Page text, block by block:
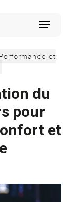
Menu
et
du
pour
et